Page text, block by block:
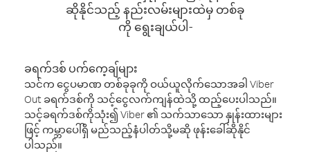
ဆိုနိုင်သည့် နည်းလမ်းများထဲမှ တစ်ခု
ကို ရွေးချယ်ပါ-
ခရက်ဒစ် ပက်ကေ့ချ်များ
သင်က ငွေပမာဏ တစ်ခုခုကို ဝယ်ယူလိုက်သောအခါ Viber
Out ခရက်ဒစ်ကို သင့်ငွေလက်ကျန်ထဲသို့ ထည့်ပေးပါသည်။
သင့်ခရက်ဒစ်ကိုသုံး၍ Viber ၏ သက်သာသော နှုန်းထားများ
ဖြင့် ကမ္ဘာပေါ်ရှိ မည်သည့်နံပါတ်သို့မဆို ဖုန်းခေါ်ဆိုနိုင်
ပါသည်။